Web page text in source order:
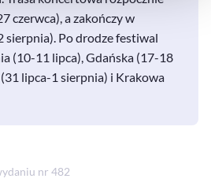
czerwca), a zakończy w
sierpnia). Po drodze festiwal
(10-11 lipca), Gdańska (17-18
lipca-1 sierpnia) i Krakowa
nr 482